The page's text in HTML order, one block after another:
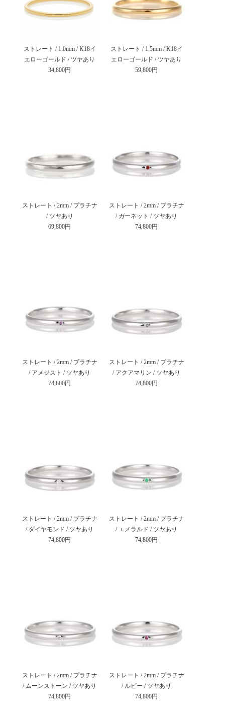
ストレート / 1.0mm / K18イ
エローゴールド / ツヤあり
34,800円
ストレート / 1.5mm / K18イ
エローゴールド / ツヤあり
59,800円
ストレート / 2mm / プラチナ
/ ツヤあり
69,800円
ストレート / 2mm / プラチナ
/ ガーネット / ツヤあり
74,800円
ストレート / 2mm / プラチナ
/ アメジスト / ツヤあり
74,800円
ストレート / 2mm / プラチナ
/ アクアマリン / ツヤあり
74,800円
ストレート / 2mm / プラチナ
/ ダイヤモンド / ツヤあり
74,800円
ストレート / 2mm / プラチナ
/ エメラルド / ツヤあり
74,800円
ストレート / 2mm / プラチナ
/ ムーンストーン / ツヤあり
74,800円
ストレート / 2mm / プラチナ
/ ルビー / ツヤあり
74,800円